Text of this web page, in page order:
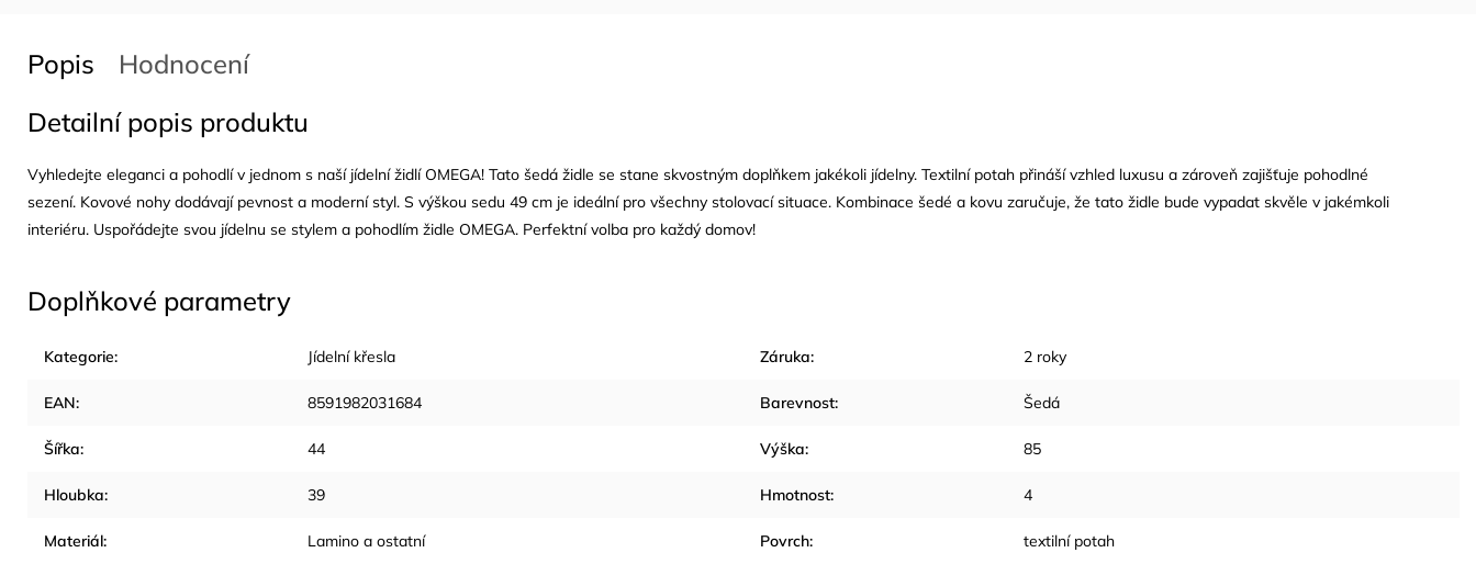
Popis
Hodnocení
Detailní popis produktu
Vyhledejte eleganci a pohodlí v jednom s naší jídelní židlí OMEGA! Tato šedá židle se stane skvostným doplňkem jakékoli jídelny. Textilní potah přináší vzhled luxusu a zároveň zajišťuje pohodlné
sezení. Kovové nohy dodávají pevnost a moderní styl. S výškou sedu 49 cm je ideální pro všechny stolovací situace. Kombinace šedé a kovu zaručuje, že tato židle bude vypadat skvěle v jakémkoli
interiéru. Uspořádejte svou jídelnu se stylem a pohodlím židle OMEGA. Perfektní volba pro každý domov!
Doplňkové parametry
Kategorie: Jídelní křesla Záruka: 2 roky
EAN: 8591982031684 Barevnost: Šedá
Šířka: 44 Výška: 85
Hloubka: 39 Hmotnost: 4
Materiál: Lamino a ostatní Povrch: textilní potah